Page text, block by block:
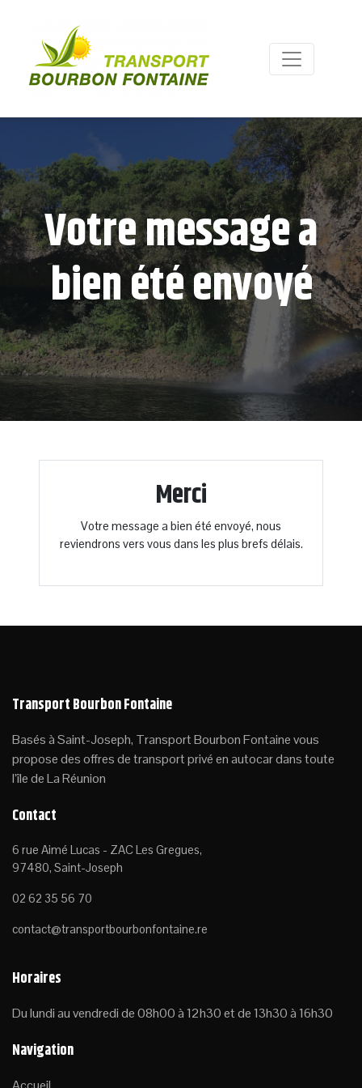
Votre message a
bien été envoyé
Merci
Votre message a bien été envoyé, nous
reviendrons vers vous dans les plus brefs délais.
Transport Bourbon Fontaine
Basés à Saint-Joseph, Transport Bourbon Fontaine vous
propose des offres de transport privé en autocar dans toute
l’île de La Réunion
Contact
6 rue Aimé Lucas - ZAC Les Gregues,
97480, Saint-Joseph
02 62 35 56 70
contact@transportbourbonfontaine.re
Horaires
Du lundi au vendredi de 08h00 à 12h30 et de 13h30 à 16h30
Navigation